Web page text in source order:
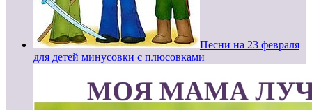
Песни на 23 февраля
для детей минусовки с плюсовками